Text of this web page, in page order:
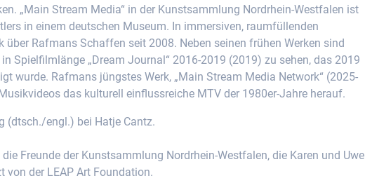
„Main Stream Media“ in der Kunstsammlung Nordrhein-Westfalen ist
in einem deutschen Museum. In immersiven, raumfüllenden
Rafmans Schaffen seit 2008. Neben seinen frühen Werken sind
Spielfilmlänge „Dream Journal“ 2016-2019 (2019) zu sehen, das 2019
wurde. Rafmans jüngstes Werk, „Main Stream Media Network“ (2025-
das kulturell einflussreiche MTV der 1980er-Jahre herauf.
(dtsch./engl.) bei Hatje Cantz.
Freunde der Kunstsammlung Nordrhein-Westfalen, die Karen und Uwe
der LEAP Art Foundation.